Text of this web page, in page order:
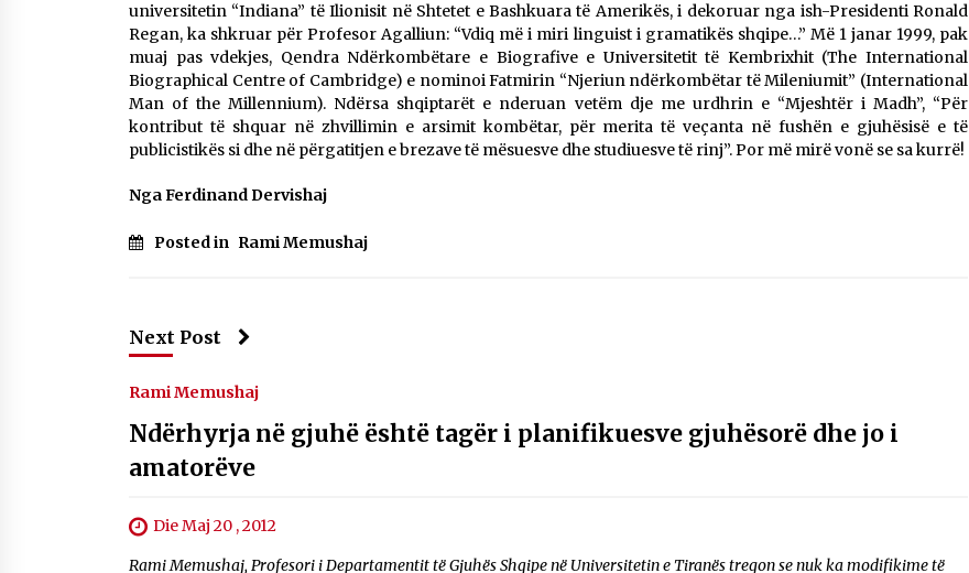
universitetin “Indiana” të Ilionisit në Shtetet e Bashkuara të Amerikës, i dekoruar nga ish-Presidenti Ronald
Regan, ka shkruar për Profesor Agalliun: “Vdiq më i miri linguist i gramatikës shqipe…” Më 1 janar 1999, pak
muaj pas vdekjes, Qendra Ndërkombëtare e Biografive e Universitetit të Kembrixhit (The International
Biographical Centre of Cambridge) e nominoi Fatmirin “Njeriun ndërkombëtar të Mileniumit” (International
Man of the Millennium). Ndërsa shqiptarët e nderuan vetëm dje me urdhrin e “Mjeshtër i Madh”, “Për
kontribut të shquar në zhvillimin e arsimit kombëtar, për merita të veçanta në fushën e gjuhësisë e të
publicistikës si dhe në përgatitjen e brezave të mësuesve dhe studiuesve të rinj”. Por më mirë vonë se sa kurrë!
Nga Ferdinand Dervishaj
Posted in Rami Memushaj
Next Post
Rami Memushaj
Ndërhyrja në gjuhë është tagër i planifikuesve gjuhësorë dhe jo i
amatorëve
Die Maj 20 , 2012
Rami Memushaj, Profesori i Departamentit të Gjuhës Shqipe në Universitetin e Tiranës tregon se nuk ka modifikime të